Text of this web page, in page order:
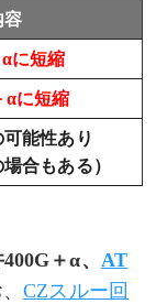
容
に短縮
αに短縮
能性あり
合もある）
＋α、 AT
、CZスルー回